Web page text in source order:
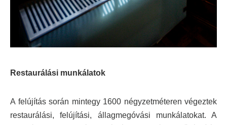
Restaurálási munkálatok
A felújítás során mintegy 1600 négyzetméteren végeztek
restaurálási, felújítási, állagmegóvási munkálatokat. A